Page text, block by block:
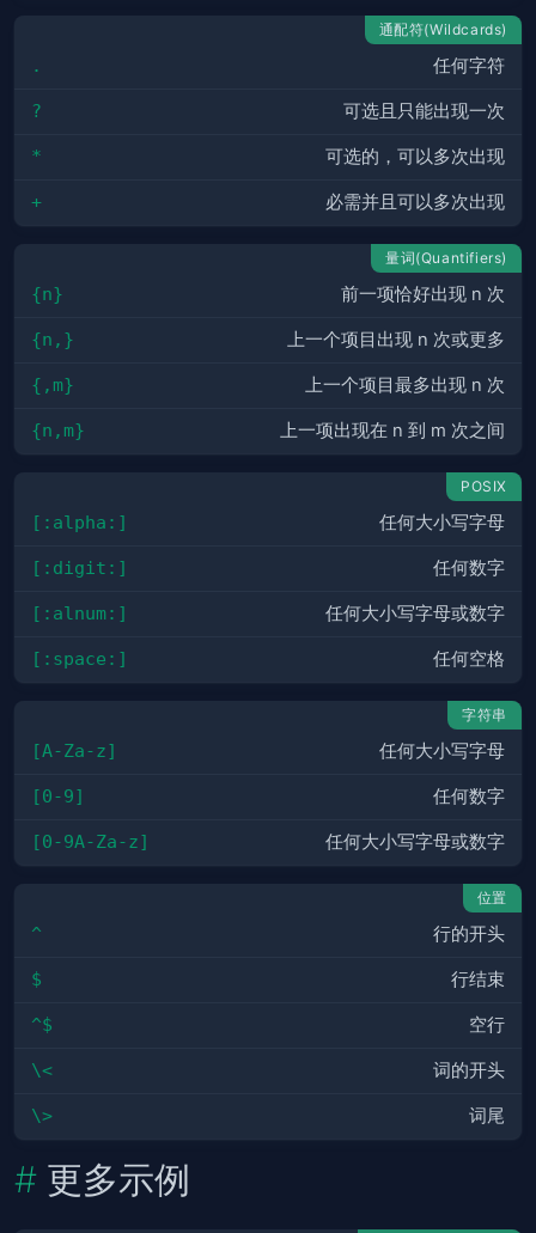
通配符(Wildcards)
. 任何字符
? 可选且只能出现一次
* 可选的，可以多次出现
+ 必需并且可以多次出现
量词(Quantifiers)
{n} 前一项恰好出现 n 次
{n,} 上一个项目出现 n 次或更多
{,m} 上一个项目最多出现 n 次
{n,m} 上一项出现在 n 到 m 次之间
POSIX
[:alpha:] 任何大小写字母
[:digit:] 任何数字
[:alnum:] 任何大小写字母或数字
[:space:] 任何空格
字符串
[A-Z­a-z] 任何大小写字母
[0-9] 任何数字
[0-9­A-Z­a-z] 任何大小写字母或数字
位置
^ 行的开头
$ 行结束
^$ 空行
\< 词的开头
\> 词尾
更多示例